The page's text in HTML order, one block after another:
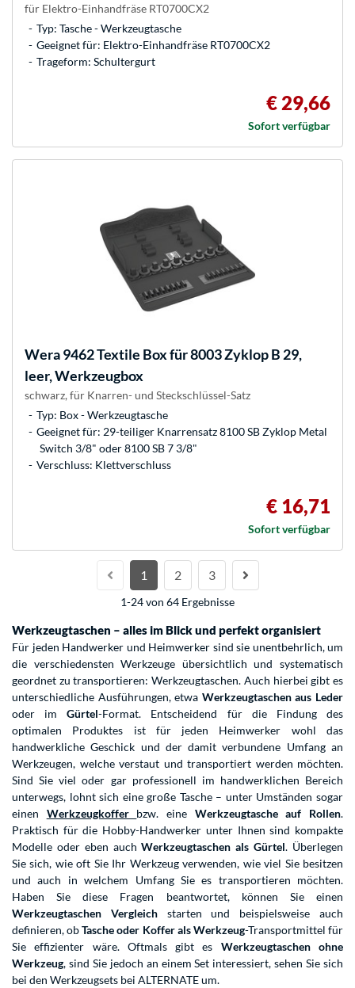
für Elektro-Einhandfräse RT0700CX2
Typ: Tasche - Werkzeugtasche
Geeignet für: Elektro-Einhandfräse RT0700CX2
Trageform: Schultergurt
€ 29,66
Sofort verfügbar
Wera9462 Textile Box für 8003 Zyklop B 29,
leer, Werkzeugbox
schwarz, für Knarren- und Steckschlüssel-Satz
Typ: Box - Werkzeugtasche
Geeignet für: 29-teiliger Knarrensatz 8100 SB Zyklop Metal
Switch 3/8" oder 8100 SB 7 3/8"
Verschluss: Klettverschluss
€ 16,71
Sofort verfügbar
1 2 3
1-24 von 64 Ergebnisse
Werkzeugtaschen – alles im Blick und perfekt organisiert
Für jeden Handwerker und Heimwerker sind sie unentbehrlich, um
die verschiedensten Werkzeuge übersichtlich und systematisch
geordnet zu transportieren: Werkzeugtaschen. Auch hierbei gibt es
unterschiedliche Ausführungen, etwa Werkzeugtaschen aus Leder
oder imGürtel-Format. Entscheidend für die Findung des
optimalen Produktes ist für jeden Heimwerker wohl das
handwerkliche Geschick und der damit verbundene Umfang an
Werkzeugen, welche verstaut und transportiert werden möchten.
Sind Sie viel oder gar professionell im handwerklichen Bereich
unterwegs, lohnt sich eine große Tasche – unter Umständen sogar
einen Werkzeugkoffer bzw. eine Werkzeugtasche auf Rollen.
Praktisch für die Hobby-Handwerker unter Ihnen sind kompakte
Modelle oder eben auchWerkzeugtaschen als Gürtel. Überlegen
Sie sich, wie oft Sie Ihr Werkzeug verwenden, wie viel Sie besitzen
und auch in welchem Umfang Sie es transportieren möchten.
Haben Sie diese Fragen beantwortet, können Sie einen
Werkzeugtaschen Vergleichstarten und beispielsweise auch
definieren, obTasche oder Koffer als Werkzeug-Transportmittel für
Sie effizienter wäre. Oftmals gibt es Werkzeugtaschen ohne
Werkzeug, sind Sie jedoch an einem Set interessiert, sehen Sie sich
bei den Werkzeugsets bei ALTERNATE um.